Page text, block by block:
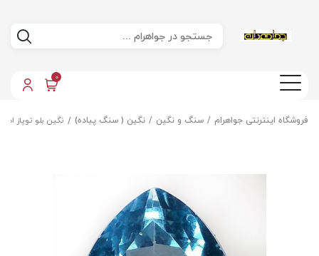
0
فروشگاه اینترنتی جواهرام سنگ و نگین نگین ( سنگ پیاده) نگین بلو توپاز